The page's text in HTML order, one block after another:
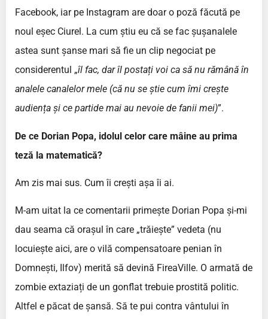
Facebook, iar pe Instagram are doar o poză făcută pe
noul eșec Ciurel. La cum știu eu că se fac șușanalele
astea sunt șanse mari să fie un clip negociat pe
considerentul „îl fac, dar îl postați voi ca să nu rămână în
analele canalelor mele (că nu se știe cum îmi crește
audiența și ce partide mai au nevoie de fanii mei)”.
De ce Dorian Popa, idolul celor care mâine au prima
teză la matematică?
Am zis mai sus. Cum îi crești așa îi ai.
M-am uitat la ce comentarii primește Dorian Popa și-mi
dau seama că orașul în care „trăiește” vedeta (nu
locuiește aici, are o vilă compensatoare penian în
Domnești, Ilfov) merită să devină FireaVille. O armată de
zombie extaziați de un gonflat trebuie prostită politic.
Altfel e păcat de șansă. Să te pui contra vântului în